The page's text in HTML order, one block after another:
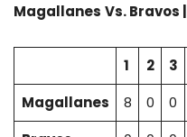
Magallanes Vs. Bravos |
1 2 3
Magallanes
8 0 0